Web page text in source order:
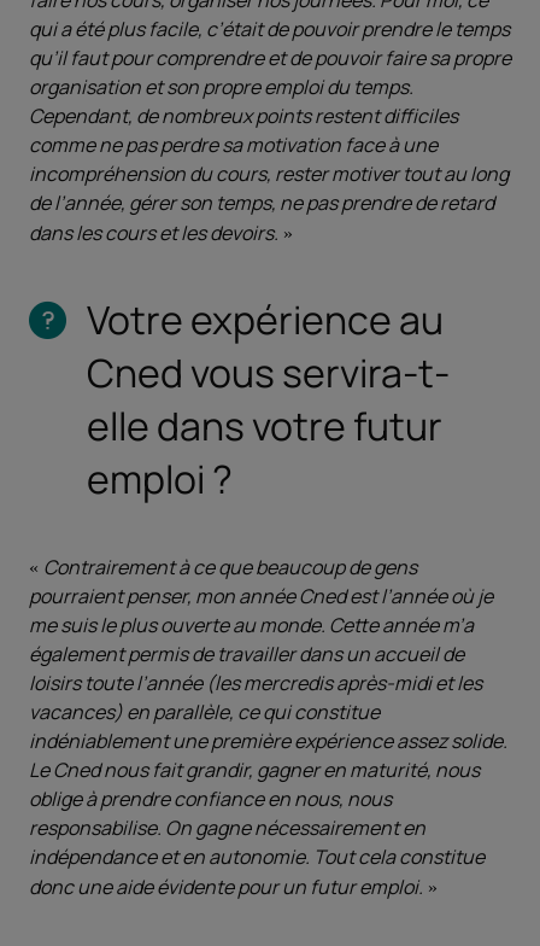
qui a été plus facile, c’était de pouvoir prendre le temps
qu’il faut pour comprendre et de pouvoir faire sa propre
organisation et son propre emploi du temps.
Cependant, de nombreux points restent difficiles
comme ne pas perdre sa motivation face à une
incompréhension du cours, rester motiver tout au long
de l’année, gérer son temps, ne pas prendre de retard
dans les cours et les devoirs.
Votre expérience au
Cned vous servira-t-
elle dans votre futur
emploi ?
Contrairement à ce que beaucoup de gens
pourraient penser, mon année Cned est l’année où je
me suis le plus ouverte au monde. Cette année m’a
également permis de travailler dans un accueil de
loisirs toute l’année (les mercredis après-midi et les
vacances) en parallèle, ce qui constitue
indéniablement une première expérience assez solide.
Le Cned nous fait grandir, gagner en maturité, nous
oblige à prendre confiance en nous, nous
responsabilise. On gagne nécessairement en
indépendance et en autonomie. Tout cela constitue
donc une aide évidente pour un futur emploi.